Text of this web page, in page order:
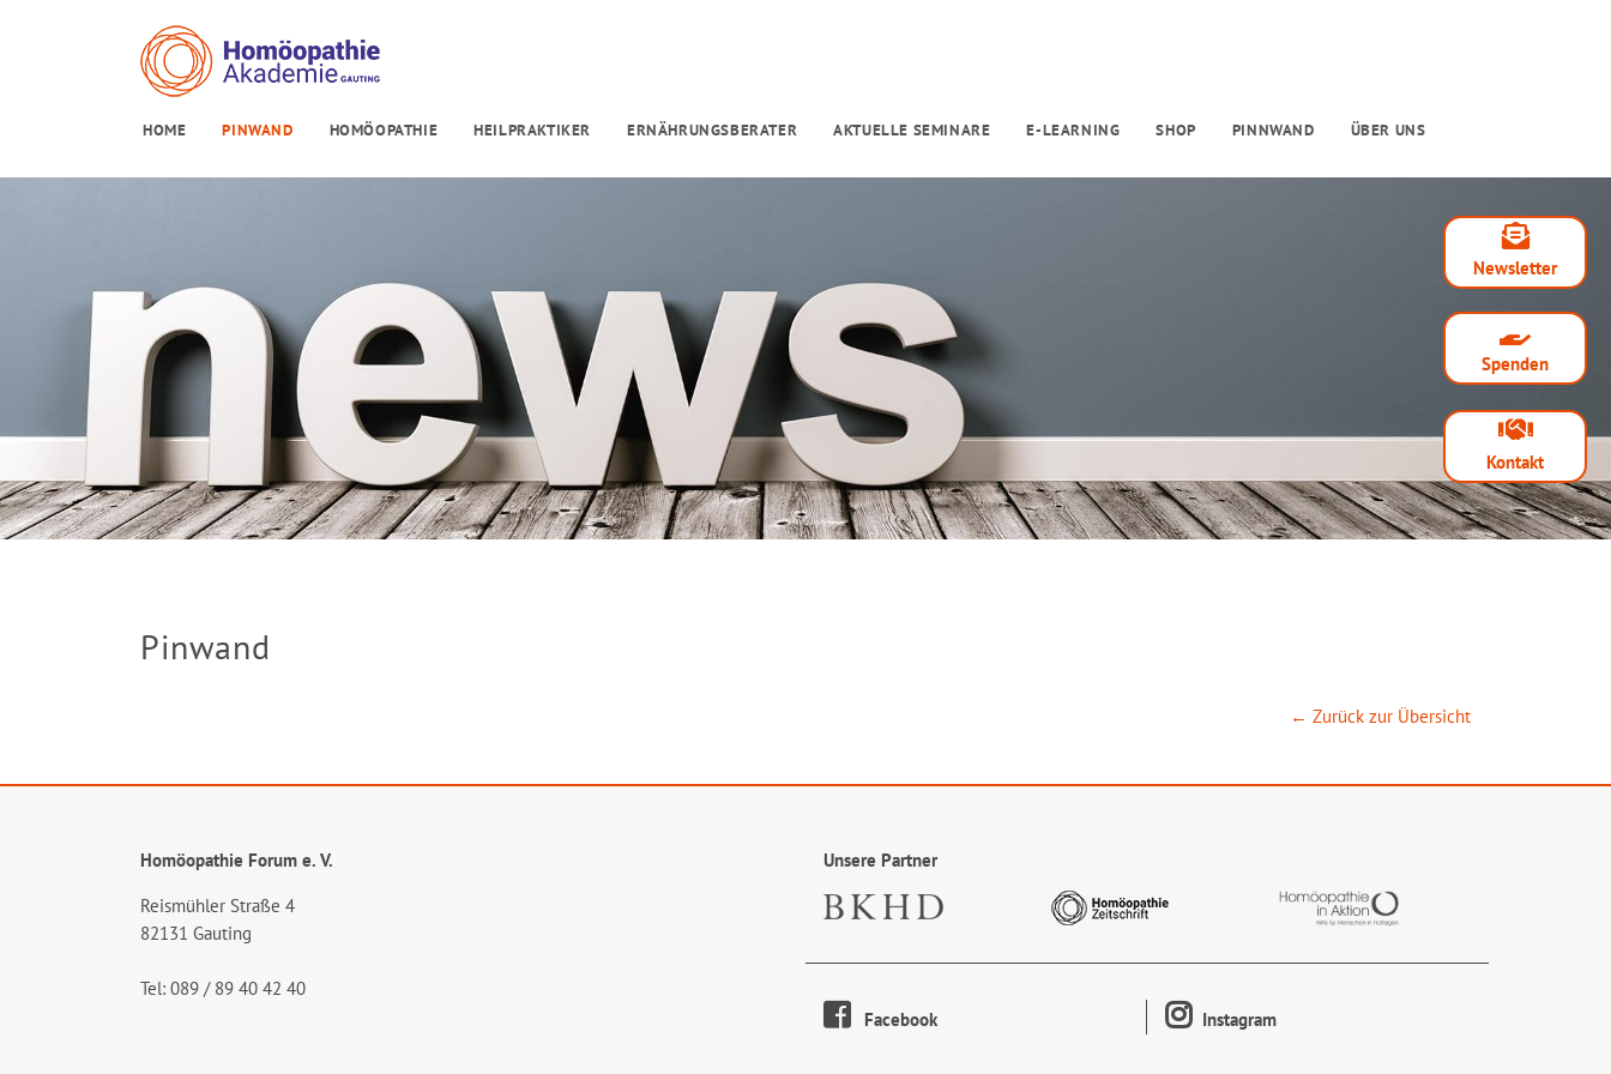
HOME PINWAND HOMÖOPATHIE HEILPRAKTIKER ERNÄHRUNGSBERATER AKTUELLE SEMINARE E-LEARNING SHOP PINNWAND ÜBER UNS
Newsletter
Spenden
Kontakt
Pinwand
← Zurück zur Übersicht
Homöopathie Forum e. V.
Reismühler Straße 4
82131 Gauting
Tel: 089 / 89 40 42 40
Unsere Partner
Facebook Instagram